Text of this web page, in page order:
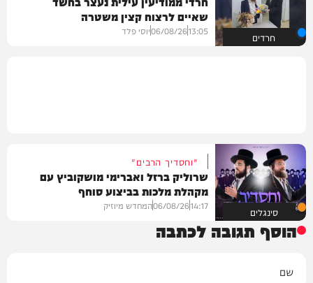
חרדים
שאיים לרצוח קצין משטרה
13:05
06/08/26יוסי פלד
סינגלים
"וחסדיך הרבים"
שרוליק ברזל ואברימי מושקוביץ עם
מקהלת מלכות בביצוע סוחף
14:17
06/08/26המחדש מיוזיק
הוסף תגובה לכתבה